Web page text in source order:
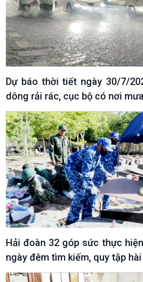
Dự báo thời tiết ngày 30/7/
dông rải rác, cục bộ có nơi
Hải đoàn 32 góp sức thực
ngày đêm tìm kiếm, quy tập